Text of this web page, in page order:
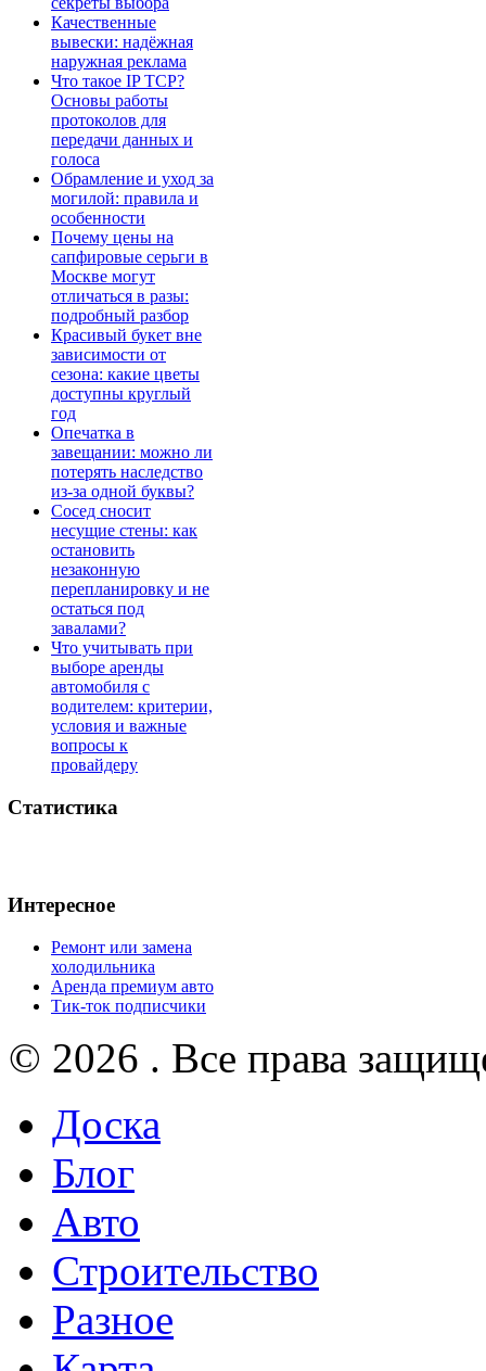
Качественные
вывески: надёжная
наружная реклама
Что такое IP TCP?
Основы работы
протоколов для
передачи данных и
голоса
Обрамление и уход за
могилой: правила и
особенности
Почему цены на
сапфировые серьги в
Москве могут
отличаться в разы:
подробный разбор
Красивый букет вне
зависимости от
сезона: какие цветы
доступны круглый
год
Опечатка в
завещании: можно ли
потерять наследство
из-за одной буквы?
Сосед сносит
несущие стены: как
остановить
незаконную
перепланировку и не
остаться под
завалами?
Что учитывать при
выборе аренды
автомобиля с
водителем: критерии,
условия и важные
вопросы к
провайдеру
Статистика
Интересное
Ремонт или замена
холодильника
Аренда премиум авто
Тик-ток подписчики
© 2026 . Все права
Доска
Блог
Авто
Строительство
Разное